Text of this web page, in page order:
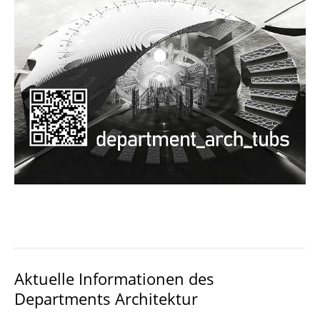
Alumni | cloud club
Dokumente und Downloads
Aktuelle Informationen des
Departments Architektur